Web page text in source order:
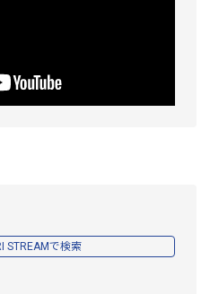
STREAMで検索